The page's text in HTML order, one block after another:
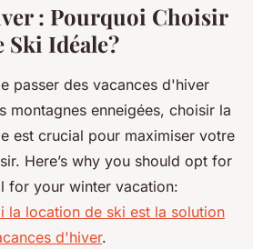
: Pourquoi Choisir
Ski Idéale?
passer des vacances d'hiver
montagnes enneigées, choisir la
est crucial pour maximiser votre
Here’s why you should opt for
for your winter vacation:
la location de ski est la solution
d'hiver.